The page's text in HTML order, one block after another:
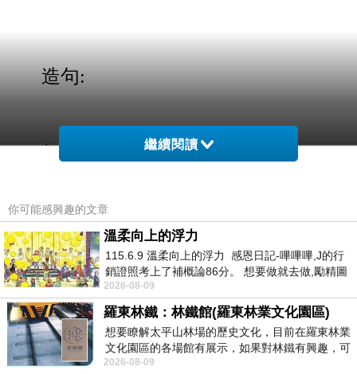
造句:
無聊人 〈 隨順〉
你躺在海上夢往昔，
夢往昔的人在雲上夢你。
菩提點亮了你的未來，
你點亮了別人的光。
繼續閱讀
你可能感興趣的文章
溫柔向上的浮力
115.6.9 溫柔向上的浮力 感恩日記-嗶嗶嗶,J的行
銷證照考上了補概論86分。 想要做就去做,勵精圖
治大成功,也是表法,堅持和努力
2026-08-09
羅東林鐵：林鐵館(羅東林業文化園區)
想要瞭解太平山林場的歷史文化，目前在羅東林業
文化園區的各場館有展示，如果對林鐵有興趣，可
以到林鐵館。 這裡展示從山下
2026-08-09